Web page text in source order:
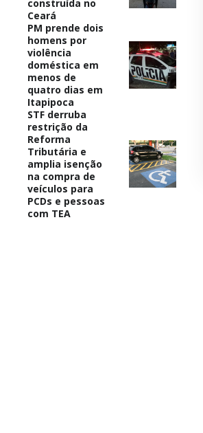
construída no
Ceará
PM prende dois
homens por
violência
doméstica em
menos de
quatro dias em
Itapipoca
STF derruba
restrição da
Reforma
Tributária e
amplia isenção
na compra de
veículos para
PCDs e pessoas
com TEA